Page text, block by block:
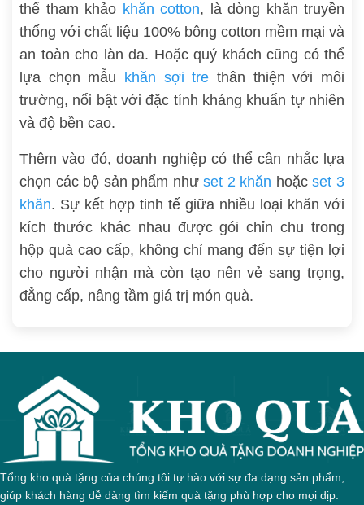
thể tham khảo khăn cotton, là dòng khăn truyền
thống với chất liệu 100% bông cotton mềm mại và
an toàn cho làn da. Hoặc quý khách cũng có thể
lựa chọn mẫu khăn sợi tre thân thiện với môi
trường, nổi bật với đặc tính kháng khuẩn tự nhiên
và độ bền cao.
Thêm vào đó, doanh nghiệp có thể cân nhắc lựa
chọn các bộ sản phẩm nhưset 2 khăn hoặcset 3
khăn. Sự kết hợp tinh tế giữa nhiều loại khăn với
kích thước khác nhau được gói chỉn chu trong
hộp quà cao cấp, không chỉ mang đến sự tiện lợi
cho người nhận mà còn tạo nên vẻ sang trọng,
đẳng cấp, nâng tầm giá trị món quà.
Tổng kho quà tặng của chúng tôi tự hào với sự đa dạng sản phẩm,
giúp khách hàng dễ dàng tìm kiếm quà tặng phù hợp cho mọi dịp.